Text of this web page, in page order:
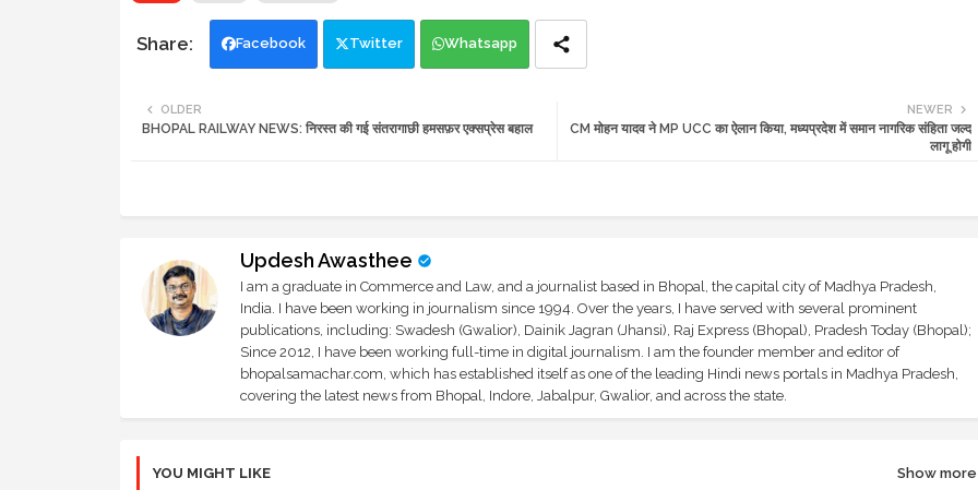
Facebook Twitter Whatsapp
NEWER
CM मोहन यादव ने MP UCC का ऐलान किया, मध्यप्रदेश में समान नागरिक संहिता जल्द
लागू होगी
OLDER
BHOPAL RAILWAY NEWS: निरस्त की गई संतरागाछी हमसफ़र एक्सप्रेस बहाल
Updesh Awasthee
I am a graduate in Commerce and Law, and a journalist based in Bhopal, the capital city of Madhya Pradesh,
India. I have been working in journalism since 1994. Over the years, I have served with several prominent
publications, including: Swadesh (Gwalior), Dainik Jagran (Jhansi), Raj Express (Bhopal), Pradesh Today (Bhopal);
Since 2012, I have been working full-time in digital journalism. I am the founder member and editor of
bhopalsamachar.com, which has established itself as one of the leading Hindi news portals in Madhya Pradesh,
covering the latest news from Bhopal, Indore, Jabalpur, Gwalior, and across the state.
YOU MIGHT LIKE Show more